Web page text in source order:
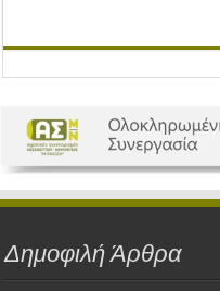
Δημοφιλή Άρθρα